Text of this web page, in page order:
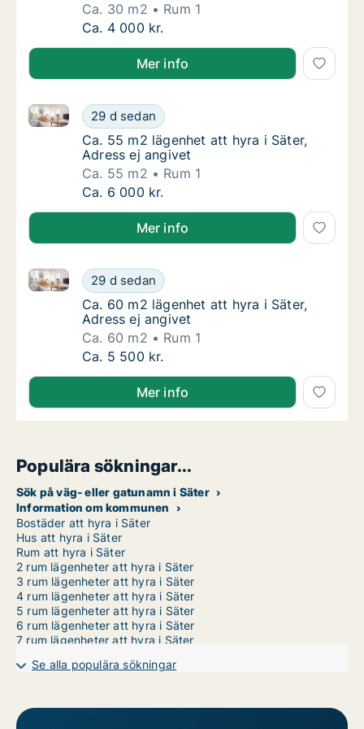
Ca. 30 m2
Rum 1
Ca. 30 m2 lägenhet att hyra i Säter, Adress
Ca. 4 000 kr.
Mer info
Ca. 55 m2 lägenhet att hyra i Säter, Adress
29 d sedan
Ca. 55 m2 lägenhet att hyra i Säter, Adress ej
Ca. 55 m2 lägenhet att hyra i Säter, Adress
Ca. 55 m2 lägenhet att hyra i Säter,
Adress ej angivet
Ca. 55 m2
Rum 1
Ca. 55 m2 lägenhet att hyra i Säter, Adress
Ca. 6 000 kr.
Mer info
Ca. 60 m2 lägenhet att hyra i Säter, Adress
29 d sedan
Ca. 60 m2 lägenhet att hyra i Säter, Adress ej
Ca. 60 m2 lägenhet att hyra i Säter, Adress
Ca. 60 m2 lägenhet att hyra i Säter,
Adress ej angivet
Ca. 60 m2
Rum 1
Ca. 60 m2 lägenhet att hyra i Säter, Adress
Ca. 5 500 kr.
Mer info
Populära sökningar...
Sök på väg- eller gatunamn i Säter
Information om kommunen
Bostäder att hyra i Säter
Hus att hyra i Säter
Rum att hyra i Säter
2 rum lägenheter att hyra i Säter
3 rum lägenheter att hyra i Säter
4 rum lägenheter att hyra i Säter
5 rum lägenheter att hyra i Säter
6 rum lägenheter att hyra i Säter
7 rum lägenheter att hyra i Säter
Se alla populära sökningar